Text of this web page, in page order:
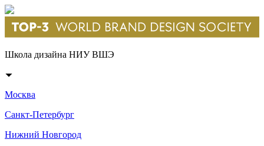
Школа дизайна НИУ ВШЭ
Москва
Санкт-Петербург
Нижний Новгород